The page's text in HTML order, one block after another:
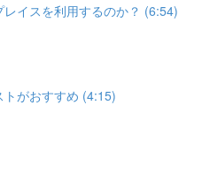
イスを利用するのか？ (6:54)
がおすすめ (4:15)